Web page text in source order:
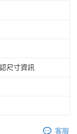
尺寸資訊
客服